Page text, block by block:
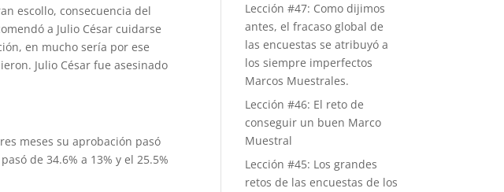
escollo, consecuencia del
a Julio César cuidarse
en mucho sería por ese
Julio César fue asesinado
meses su aprobación pasó
de 34.6% a 13% y el 25.5%
Lección #47: Como dijimos
antes, el fracaso global de
las encuestas se atribuyó a
los siempre imperfectos
Marcos Muestrales.
Lección #46: El reto de
conseguir un buen Marco
Muestral
Lección #45: Los grandes
retos de las encuestas de los